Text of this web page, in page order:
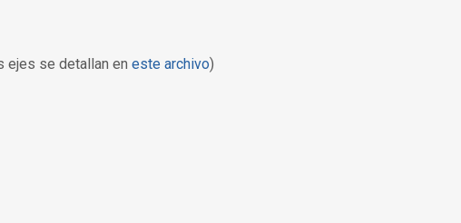
ejes se detallan eneste archivo)